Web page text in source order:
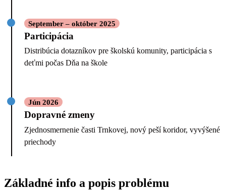
September – október 2025
Participácia
Distribúcia dotazníkov pre školskú komunity, participácia s
deťmi počas Dňa na škole
Jún 2026
Dopravné zmeny
Zjednosmernenie časti Trnkovej, nový peší koridor, vyvýšené
priechody
Základné info a popis problému